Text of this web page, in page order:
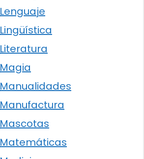
Lenguaje
Lingüística
Literatura
Magia
Manualidades
Manufactura
Mascotas
Matemáticas